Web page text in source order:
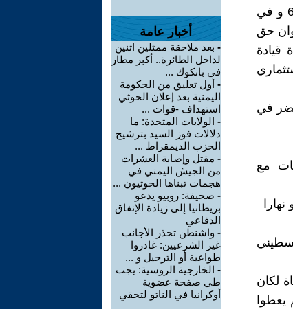
القيادة الواحدة يجب أن تمثل الكل الفلسطيني في المناطق المحتلة 48 و 67 و في
حق
قيادة
في
مع
لكان
أخبار عامة
- بعد ملاحقة ممثلين اثنين
لداخل الطائرة.. أكبر مطار
في بانكوك ...
- أول تعليق من الحكومة
اليمنية بعد إعلان الحوثي
استهداف -قوات ...
- الولايات المتحدة: ما
دلالات فوز السيد بترشيح
الحزب الديمقراط ...
- مقتل وإصابة العشرات
من الجيش اليمني في
هجمات تبناها الحوثيون ...
- صحيفة: روبيو يدعو
بريطانيا إلى زيادة الإنفاق
الدفاعي
- واشنطن تحذر الأجانب
غير الشرعيين: غادروا
طواعية أو الترحيل و ...
- الخارجية الروسية: يجب
طي صفحة عضوية
أوكرانيا في الناتو لتحقي
...